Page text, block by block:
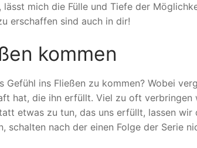
mich die Fülle und Tiefe der
erschaffen sind auch in dir!
kommen
Gefühl ins Fließen zu kommen? Wobei
hat, die ihn erfüllt. Viel zu oft
etwas zu tun, das uns erfüllt, lassen
schalten nach der einen Folge der Serie